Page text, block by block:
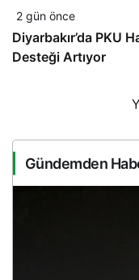
2 gün önce
Diyarbakır’da PKU
Desteği Artıyor
Gündemden